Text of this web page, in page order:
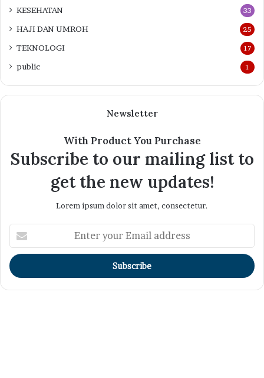
KESEHATAN 33
HAJI DAN UMROH 25
TEKNOLOGI 17
public 1
Newsletter
With Product You Purchase
Subscribe to our mailing list to
get the new updates!
Lorem ipsum dolor sit amet, consectetur.
your
Email
address